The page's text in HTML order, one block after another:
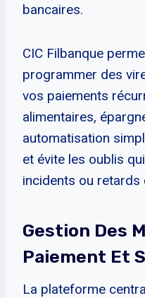
bancaires.
CIC Filbanque
programmer des
vos paiements
alimentaires,
automatisation
et évite les oublis
incidents ou retards
Gestion Des
Paiement Et
La plateforme